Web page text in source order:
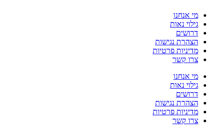
מי אנחנו
גילוי נאות
דרושים
הצהרת נגישות
מדיניות פרטיות
צרו קשר
מי אנחנו
גילוי נאות
דרושים
הצהרת נגישות
מדיניות פרטיות
צרו קשר